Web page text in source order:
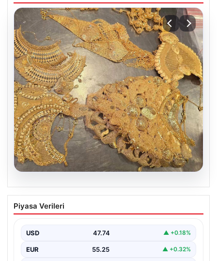
Türkiye sınırında yakalandı. Toplam
değerleri 500 bin euronun üzerinde
bin euronun üzerinde değere ulaştı”, “content”: “…
Piyasa Verileri
USD 47.74 ▲ +0.18%
EUR 55.25 ▲ +0.32%